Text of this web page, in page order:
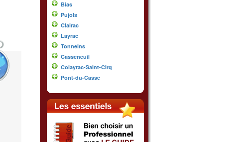
Bias
Pujols
Clairac
Layrac
Tonneins
Casseneuil
Colayrac-Saint-Cirq
Pont-du-Casse